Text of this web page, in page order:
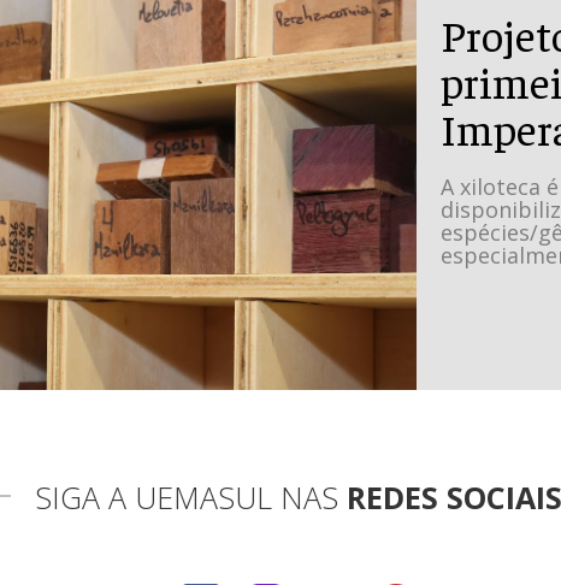
A xiloteca
espécies/
SIGA A UEMASUL NAS REDES SOCIAIS